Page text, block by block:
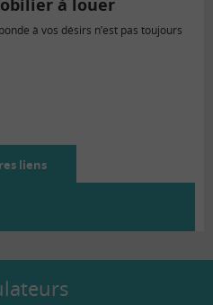
à louer
à vos désirs n’est pas toujours
liens